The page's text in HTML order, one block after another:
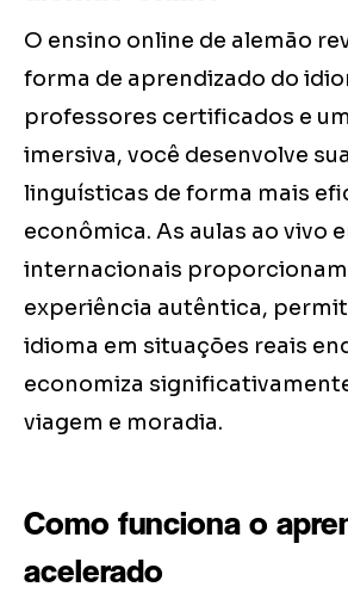
O ensino online de alemão
forma de aprendizado do
professores certificados e
imersiva, você desenvolve
linguísticas de forma mais
econômica. As aulas ao vivo
internacionais proporcionam
experiência autêntica,
idioma em situações reais
economiza
viagem e moradia.
Como funciona o
acelerado